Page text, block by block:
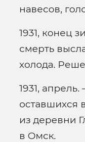
навесов,
1931, конец
смерть
холода.
1931,
оставшихся
из деревни
в Омск.